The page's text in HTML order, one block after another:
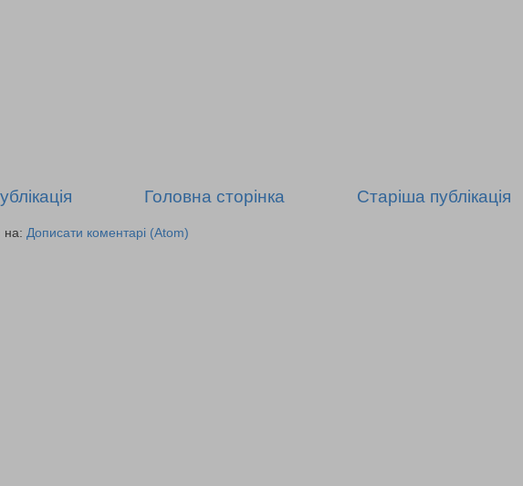
Старіша публікація
Головна сторінка
на: Дописати коментарі (Atom)